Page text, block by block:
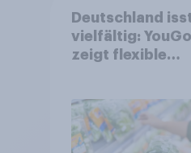
Deutschland
vielfältig:
zeigt flexible